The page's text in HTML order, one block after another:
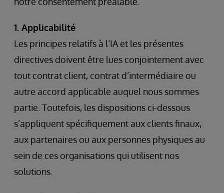
1. Applicabilité
Les principes relatifs à l’IA et les présentes
directives doivent être lues conjointement avec
tout contrat client, contrat d’intermédiaire ou
autre accord applicable auquel nous sommes
partie. Toutefois, les dispositions ci-dessous
s’appliquent spécifiquement aux clients finaux,
aux partenaires ou aux personnes physiques au
sein de ces organisations qui utilisent nos
solutions.